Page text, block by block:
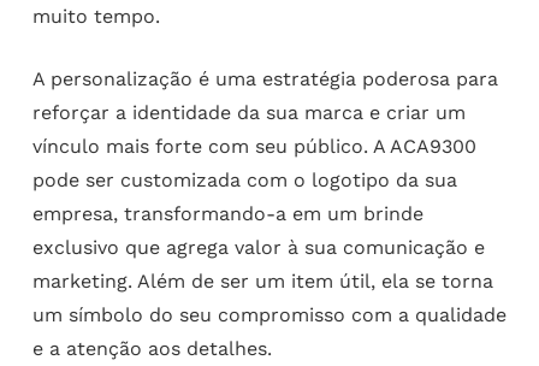
muito tempo.
A personalização é uma estratégia poderosa para
reforçar a identidade da sua marca e criar um
vínculo mais forte com seu público. A ACA9300
pode ser customizada com o logotipo da sua
empresa, transformando-a em um brinde
exclusivo que agrega valor à sua comunicação e
marketing. Além de ser um item útil, ela se torna
um símbolo do seu compromisso com a qualidade
e a atenção aos detalhes.